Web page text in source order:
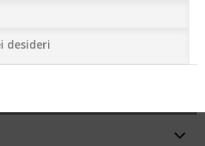
desideri